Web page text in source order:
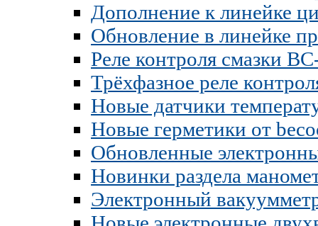
Дополнение к линейке
Обновление в линейке
Реле контроля смазки
Трёхфазное реле
Новые датчики
Новые герметики от
Обновленные
Новинки раздела
Электронный